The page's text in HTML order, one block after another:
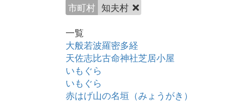
市町村 知夫村
一覧
大般若波羅密多経
天佐志比古命神社芝居小屋
いもぐら
いもぐら
赤はげ山の名垣（みょうがき）